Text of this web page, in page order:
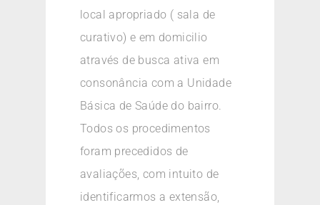
local apropriado ( sala de
curativo) e em domicilio
através de busca ativa em
consonância com a Unidade
Básica de Saúde do bairro.
Todos os procedimentos
foram precedidos de
avaliações, com intuito de
identificarmos a extensão,